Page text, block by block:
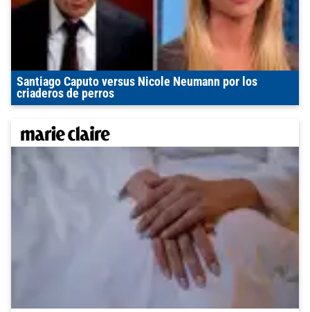
Santiago Caputo versus Nicole Neumann por los
criaderos de perros